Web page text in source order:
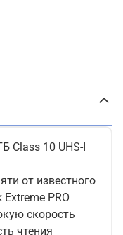
Class 10 UHS-I
от известного
скорость
чтения